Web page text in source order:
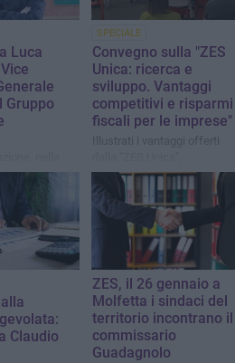
Luca
Gruppo
leadership
per creare
SPECIALE
Convegno sulla "ZES
Unica: ricerca e
sviluppo. Vantaggi
competitivi e risparmi
fiscali per le imprese"
Illustrati i vantaggi offerti
nell'incontro organizzato dal
Gruppo "Media One" al
Politecnico di Bari
Claudio
ZES, il 26 gennaio a
Molfetta i sindaci del
territorio incontrano il
commissario
Guadagnolo